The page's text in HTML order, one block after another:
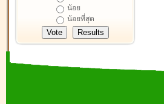
น้อย
น้อยที่สุด